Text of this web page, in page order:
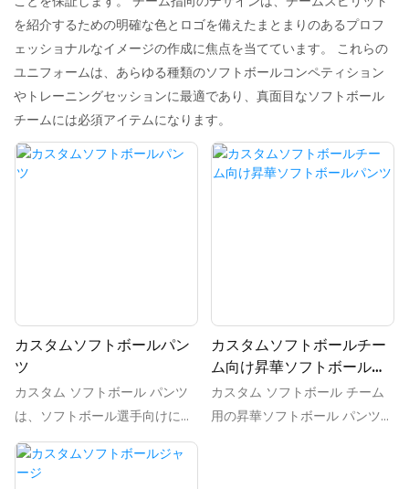
を紹介するための明確な色とロゴを備えたまとまりのあるプロフ
ェッショナルなイメージの作成に焦点を当てています。 これらの
ユニフォームは、あらゆる種類のソフトボールコンペティション
やトレーニングセッションに最適であり、真面目なソフトボール
チームには必須アイテムになります。
カスタムソフトボールパン
ツ
カスタム ソフトボール パンツ
は、ソフトボール選手向けに特
別にデザインされたパーソナラ
イズされたパンツで、試合中の
カスタムソフトボールチー
ム向け昇華ソフトボールパ
ンツ
カスタム ソフトボール チーム
用の昇華ソフトボール パンツ